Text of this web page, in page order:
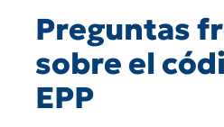
Preguntas
sobre el
EPP